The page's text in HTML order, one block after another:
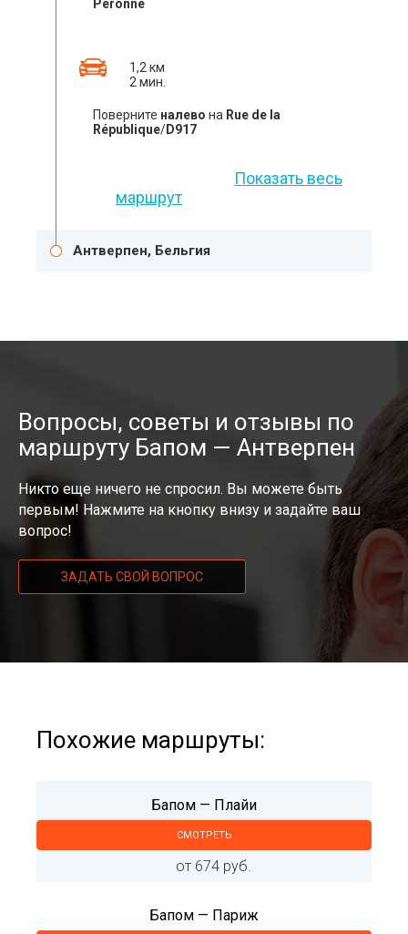
Péronne
1,2 км
2 мин.
Поверните налево на Rue de la
République/D917
Показать весь
маршрут
Антверпен, Бельгия
Вопросы, советы и отзывы по
маршруту Бапом — Антверпен
Никто еще ничего не спросил. Вы можете быть
первым! Нажмите на кнопку внизу и задайте ваш
вопрос!
ЗАДАТЬ СВОЙ ВОПРОС
Похожие маршруты:
Бапом — Плайи
СМОТРЕТЬ
от 674 руб.
Бапом — Париж